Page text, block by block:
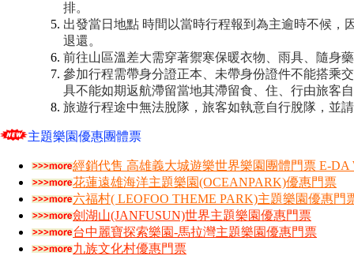
排。
出發當日地點 時間以當時行程報到為主逾時不候，
退還。
前往山區溫差大需穿著禦寒保暖衣物、雨具、隨身
參加行程需帶身分證正本、未帶身份證件不能搭乘
具不能如期返航滯留當地其滯留食、住、行由旅客
旅遊行程途中無法脫隊，旅客如執意自行脫隊，並
主題樂園優惠團體票
經銷代售 高雄義大城遊樂世界樂園團體門票 E-DA
花蓮遠雄海洋主題樂園(OCEANPARK)優惠門票
六福村( LEOFOO THEME PARK)主題樂園優惠門
劍湖山(JANFUSUN)世界主題樂園優惠門票
台中麗寶探索樂園-馬拉灣主題樂園優惠門票
九族文化村優惠門票